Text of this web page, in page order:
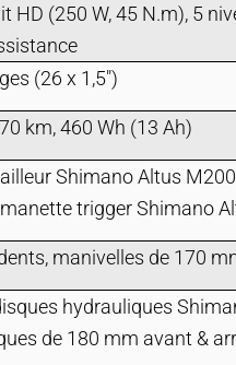
HD (250 W, 45 N.m), 5
(26 x 1,5")
km, 460 Wh (13 Ah)
Shimano Altus
trigger Shimano
manivelles de 170
hydrauliques
de 180 mm avant &